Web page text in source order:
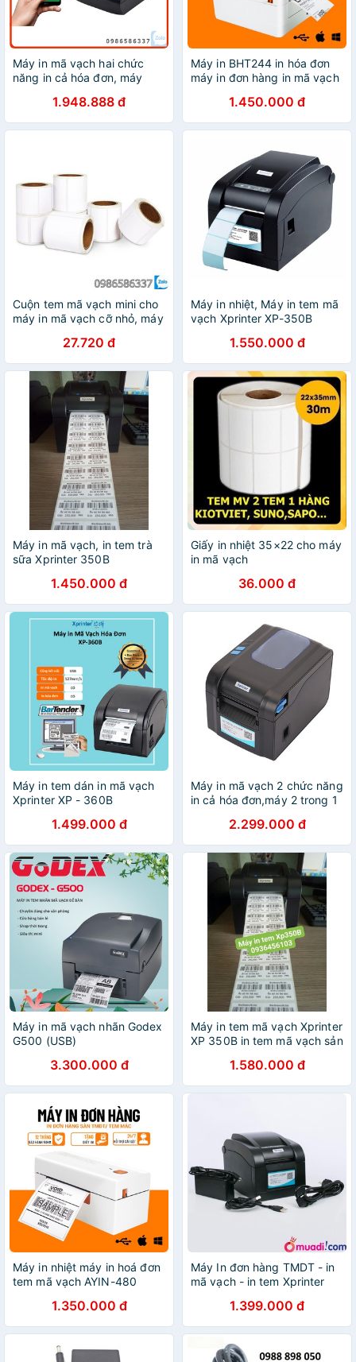
Máy in mã vạch hai chức
năng in cả hóa đơn, máy
Xprinter XP-365B
1.948.888 đ
Máy in BHT244 in hóa đơn
máy in đơn hàng in mã vạch
1.450.000 đ
Cuộn tem mã vạch mini cho
máy in mã vạch cỡ nhỏ, máy
máy in Nyear
30x20,40x20,40x30,50x50mm
27.720 đ
Máy in nhiệt, Máy in tem mã
vạch Xprinter XP-350B
1.550.000 đ
Máy in mã vạch, in tem trà
sữa Xprinter 350B
1.450.000 đ
Giấy in nhiệt 35×22 cho máy
in mã vạch
36.000 đ
Máy in tem dán in mã vạch
Xprinter XP - 360B
1.499.000 đ
Máy in mã vạch 2 chức năng
in cả hóa đơn,máy 2 trong 1
Xprinter XP-370B
2.299.000 đ
Máy in mã vạch nhãn Godex
G500 (USB)
3.300.000 đ
Máy in tem mã vạch Xprinter
XP 350B in tem mã vạch sản
vận đơn các bên giao hàng
1.580.000 đ
Máy in nhiệt máy in hoá đơn
tem mã vạch AYIN-480
1.350.000 đ
Máy In đơn hàng TMDT - in
mã vạch - in tem Xprinter
1.399.000 đ